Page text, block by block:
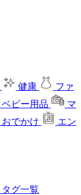
健康
ファ
ベビー用品
マ
おでかけ
エン
タグ一覧